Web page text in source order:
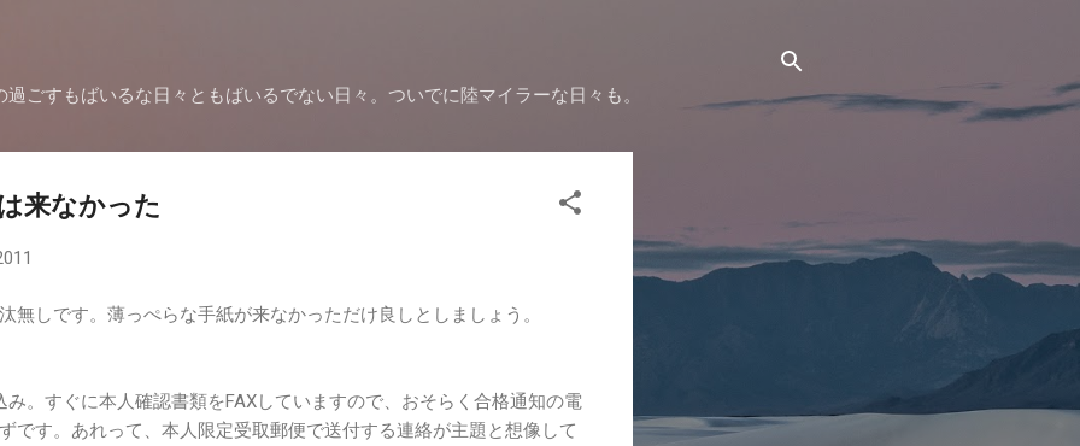
ごすもばいるな日々ともばいるでない日々。ついでに陸マイラーな日々も。
来なかった
無しです。薄っぺらな手紙が来なかっただけ良しとしましょう。
。すぐに本人確認書類をFAXしていますので、おそらく合格通知の電
です。あれって、本人限定受取郵便で送付する連絡が主題と想像して